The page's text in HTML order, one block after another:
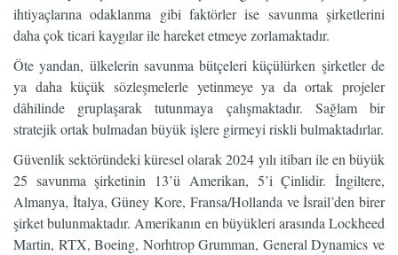
ihtiyaçlarına odaklanma gibi faktörler ise savunma şirketlerini
daha çok ticari kaygılar ile hareket etmeye zorlamaktadır.
Öte yandan, ülkelerin savunma bütçeleri küçülürken şirketler de
ya daha küçük sözleşmelerle yetinmeye ya da ortak projeler
dâhilinde gruplaşarak tutunmaya çalışmaktadır. Sağlam bir
stratejik ortak bulmadan büyük işlere girmeyi riskli bulmaktadırlar.
Güvenlik sektöründeki küresel olarak 2024 yılı itibarı ile en büyük
25 savunma şirketinin 13’ü Amerikan, 5’i Çinlidir. İngiltere,
Almanya, İtalya, Güney Kore, Fransa/Hollanda ve İsrail’den birer
şirket bulunmaktadır. Amerikanın en büyükleri arasında Lockheed
Martin, RTX, Boeing, Norhtrop Grumman, General Dynamics ve